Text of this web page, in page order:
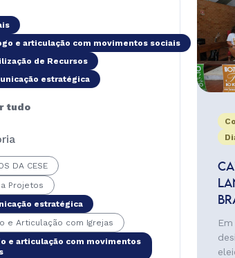
e articulação com movimentos sociais
de Recursos
estratégica
tudo
DA CESE
Projetos
estratégica
e Articulação com Igrejas
e articulação com movimentos